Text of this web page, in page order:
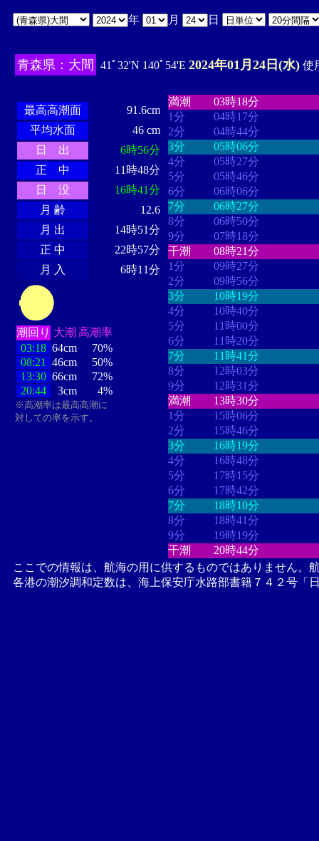
年 月 日
青森県：大間 41ﾟ32'N 140ﾟ54'E 2024年01月24日(水) 使
最高高潮面
91.6cm
平均水面
46 cm
日 出
6時56分
正 中
11時48分
日 没
16時41分
月 齢
12.6
月 出
14時51分
正 中
22時57分
月 入
6時11分
潮回り 大潮 高潮率
03:18 64cm
70%
08:21
46cm
50%
13:30 66cm
72%
20:44
3cm 4%
※高潮率は最高高潮に
対しての率を示す。
満潮
03時18分
1分
04時17分
2分
04時44分
3分
05時06分
4分
05時27分
5分
05時46分
6分
06時06分
7分
06時27分
8分
06時50分
9分
07時18分
干潮
08時21分
1分
09時27分
2分
09時56分
3分
10時19分
4分
10時40分
5分
11時00分
6分
11時20分
7分
11時41分
8分
12時03分
9分
12時31分
満潮
13時30分
1分
15時06分
2分
15時46分
3分
16時19分
4分
16時48分
5分
17時15分
6分
17時42分
7分
18時10分
8分
18時41分
9分
19時19分
干潮
20時44分
ここでの情報は、航海の用に供するものではありません。
各港の潮汐調和定数は、海上保安庁水路部書籍７４２号「